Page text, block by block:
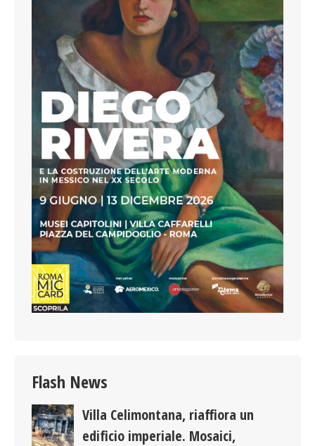
Flash News
Villa Celimontana, riaffiora un
edificio imperiale. Mosaici,